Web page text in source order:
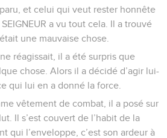
et celui qui veut rester honnête
a vu tout cela. Il a trouvé
une mauvaise chose.
réagissait, il a été surpris que
chose. Alors il a décidé d’agir lui-
qui lui en a donné la force.
vêtement de combat, il a posé sur
Il s’est couvert de l’habit de la
qui l’enveloppe, c’est son ardeur à